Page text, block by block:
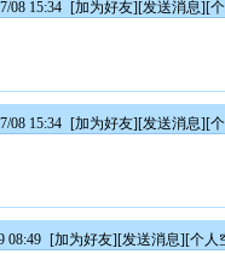
08 15:34 [加为好友][发送消息][
08 15:34 [加为好友][发送消息][
08:49 [加为好友][发送消息][个人